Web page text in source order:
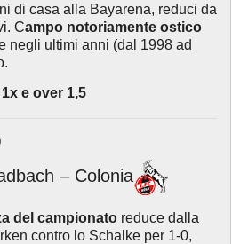
di casa alla Bayarena, reduci da
Campo notoriamente ostico
negli ultimi anni (dal 1998 ad
e over 1,5
– Colonia
del campionato reduce dalla
contro lo Schalke per 1-0,